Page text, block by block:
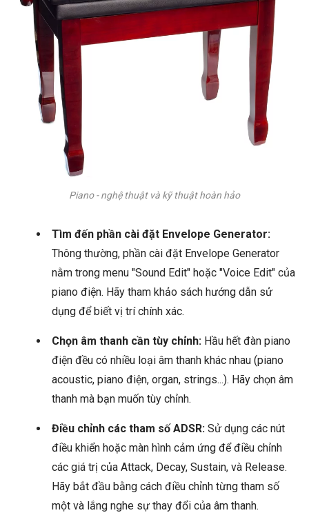
Piano - nghệ thuật và kỹ thuật hoàn hảo
Tìm đến phần cài đặt Envelope Generator:
Thông thường, phần cài đặt Envelope Generator
nằm trong menu "Sound Edit" hoặc "Voice Edit" của
piano điện. Hãy tham khảo sách hướng dẫn sử
dụng để biết vị trí chính xác.
Chọn âm thanh cần tùy chỉnh: Hầu hết đàn piano
điện đều có nhiều loại âm thanh khác nhau (piano
acoustic, piano điện, organ, strings...). Hãy chọn âm
thanh mà bạn muốn tùy chỉnh.
Điều chỉnh các tham số ADSR: Sử dụng các nút
điều khiển hoặc màn hình cảm ứng để điều chỉnh
các giá trị của Attack, Decay, Sustain, và Release.
Hãy bắt đầu bằng cách điều chỉnh từng tham số
một và lắng nghe sự thay đổi của âm thanh.